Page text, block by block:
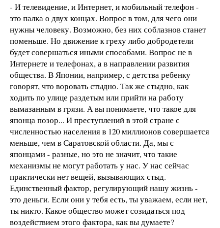
- И телевидение, и Интернет, и мобильный телефон -
это палка о двух концах. Вопрос в том, для чего они
нужны человеку. Возможно, без них соблазнов станет
поменьше. Но движение к греху либо добродетели
будет совершаться иными способами. Вопрос не в
Интернете и телефонах, а в направлении развития
общества. В Японии, например, с детства ребенку
говорят, что воровать стыдно. Так же стыдно, как
ходить по улице раздетым или прийти на работу
вымазанным в грязи. А вы понимаете, что такое для
японца позор... И преступлений в этой стране с
численностью населения в 120 миллионов совершается
меньше, чем в Саратовской области. Да, мы с
японцами - разные, но это не значит, что такие
механизмы не могут работать у нас. У нас сейчас
практически нет вещей, вызывающих стыд.
Единственный фактор, регулирующий нашу жизнь -
это деньги. Если они у тебя есть, ты уважаем, если нет,
ты никто. Какое общество может созидаться под
воздействием этого фактора, как вы думаете?